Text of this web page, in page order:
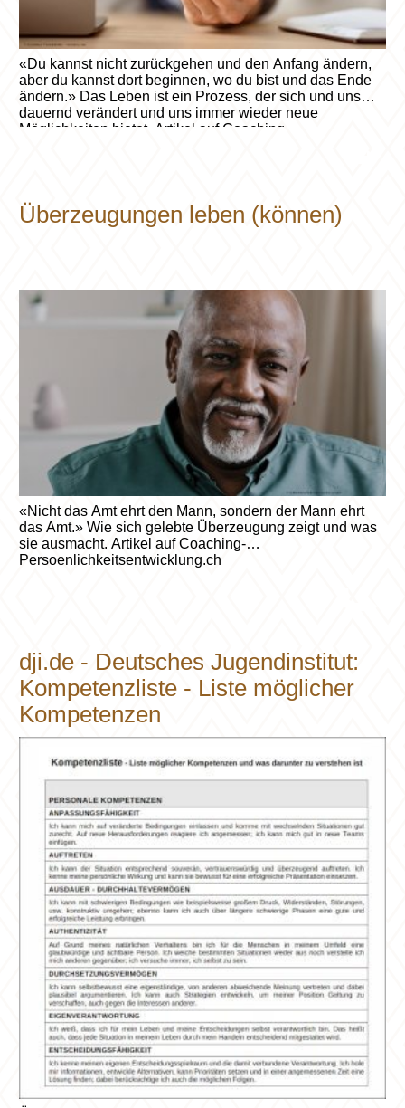
«Du kannst nicht zurückgehen und den Anfang ändern,
aber du kannst dort beginnen, wo du bist und das Ende
ändern.» Das Leben ist ein Prozess, der sich und uns
dauernd verändert und uns immer wieder neue
Möglichkeiten bietet. Artikel auf Coaching-
Überzeugungen leben (können)
«Nicht das Amt ehrt den Mann, sondern der Mann ehrt
das Amt.» Wie sich gelebte Überzeugung zeigt und was
sie ausmacht. Artikel auf Coaching-
Persoenlichkeitsentwicklung.ch
dji.de - Deutsches Jugendinstitut:
Kompetenzliste - Liste möglicher
Kompetenzen